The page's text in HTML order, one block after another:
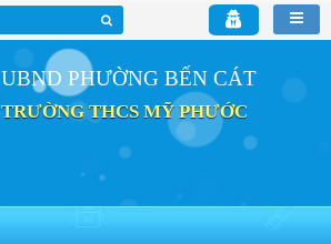
UBND PHƯỜNG BẾN CÁT
TRƯỜNG THCS MỸ PHƯỚC